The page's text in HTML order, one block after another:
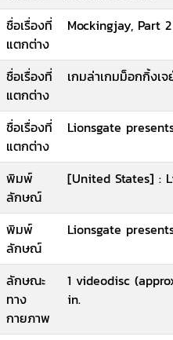
ชื่อเรื่องที่
แตกต่าง
Mockingjay, Part 2
ชื่อเรื่องที่
แตกต่าง
เกมล่าเกมม็อกกิ้งเ
ชื่อเรื่องที่
แตกต่าง
Lionsgate
พิมพ์
ลักษณ์
[United States] :
พิมพ์
ลักษณ์
Lionsgate
ลักษณะ
ทาง
กายภาพ
1 videodisc
in.